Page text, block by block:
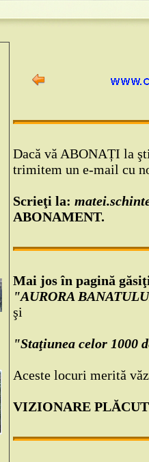
Dacă vă ABONAȚI la
trimitem un e-mail cu
Scrieţi la:
ABONAMENT.
Mai jos în pagină
"AURORA
şi
"Staţiunea celor 1000
Aceste locuri merită
VIZIONARE